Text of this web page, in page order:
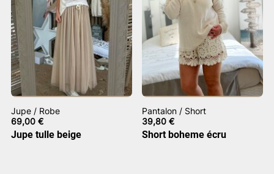
Jupe / Robe
69,00 €
Jupe tulle beige
Pantalon / Short
39,80€
Short boheme écru